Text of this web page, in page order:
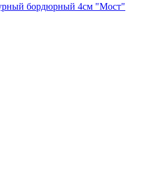
бордюрный 4см "Мост"